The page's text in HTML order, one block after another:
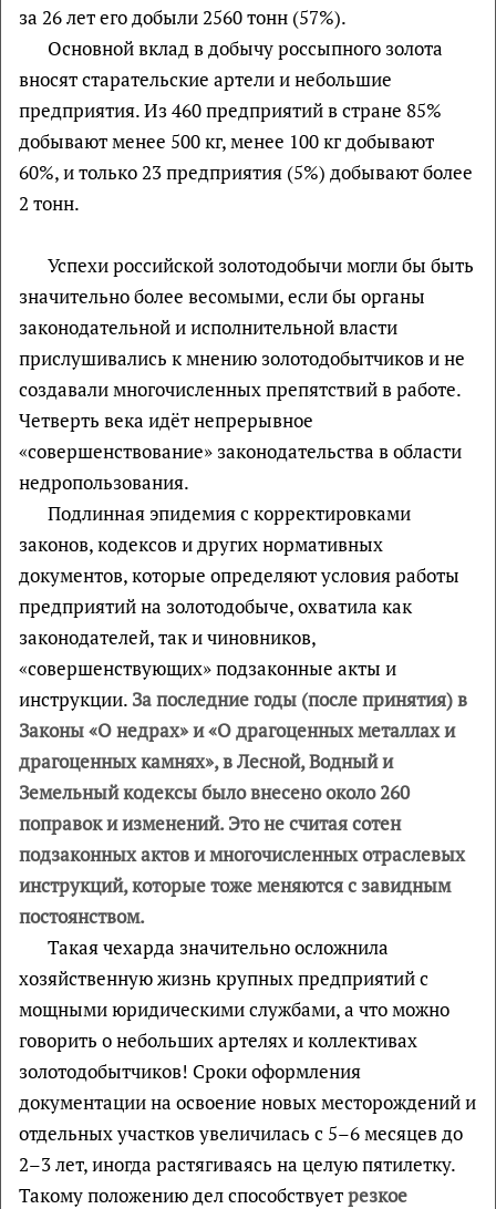
за 26 лет его добыли 2560 тонн (57%).
Основной вклад в добычу россыпного золота
вносят старательские артели и небольшие
предприятия. Из 460 предприятий в стране 85%
добывают менее 500 кг, менее 100 кг добывают
60%, и только 23 предприятия (5%) добывают более
2 тонн.
Успехи российской золотодобычи могли бы быть
значительно более весомыми, если бы органы
законодательной и исполнительной власти
прислушивались к мнению золотодобытчиков и не
создавали многочисленных препятствий в работе.
Четверть века идёт непрерывное
«совершенствование» законодательства в области
недропользования.
Подлинная эпидемия с корректировками
законов, кодексов и других нормативных
документов, которые определяют условия работы
предприятий на золотодобыче, охватила как
законодателей, так и чиновников,
«совершенствующих» подзаконные акты и
инструкции. За последние годы (после принятия) в
Законы «О недрах» и «О драгоценных металлах и
драгоценных камнях», в Лесной, Водный и
Земельный кодексы было внесено около 260
поправок и изменений. Это не считая сотен
подзаконных актов и многочисленных отраслевых
инструкций, которые тоже меняются с завидным
постоянством.
Такая чехарда значительно осложнила
хозяйственную жизнь крупных предприятий с
мощными юридическими службами, а что можно
говорить о небольших артелях и коллективах
золотодобытчиков! Сроки оформления
документации на освоение новых месторождений и
отдельных участков увеличилась с 5–6 месяцев до
2–3 лет, иногда растягиваясь на целую пятилетку.
Такому положению дел способствуетрезкое